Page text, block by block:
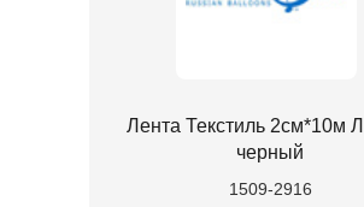
Лента Текстиль 2см*10м
черный
1509-2916